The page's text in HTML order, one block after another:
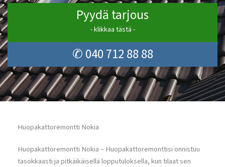
Pyydä tarjous
- klikkaa tästä -
✆ 040 712 88 88
Huopakattoremontti Nokia
Huopakattoremontti Nokia – Huopakattoremonttisi onnistuu
tasokkaasti ja pitkäikäisellä lopputuloksella, kun tilaat sen